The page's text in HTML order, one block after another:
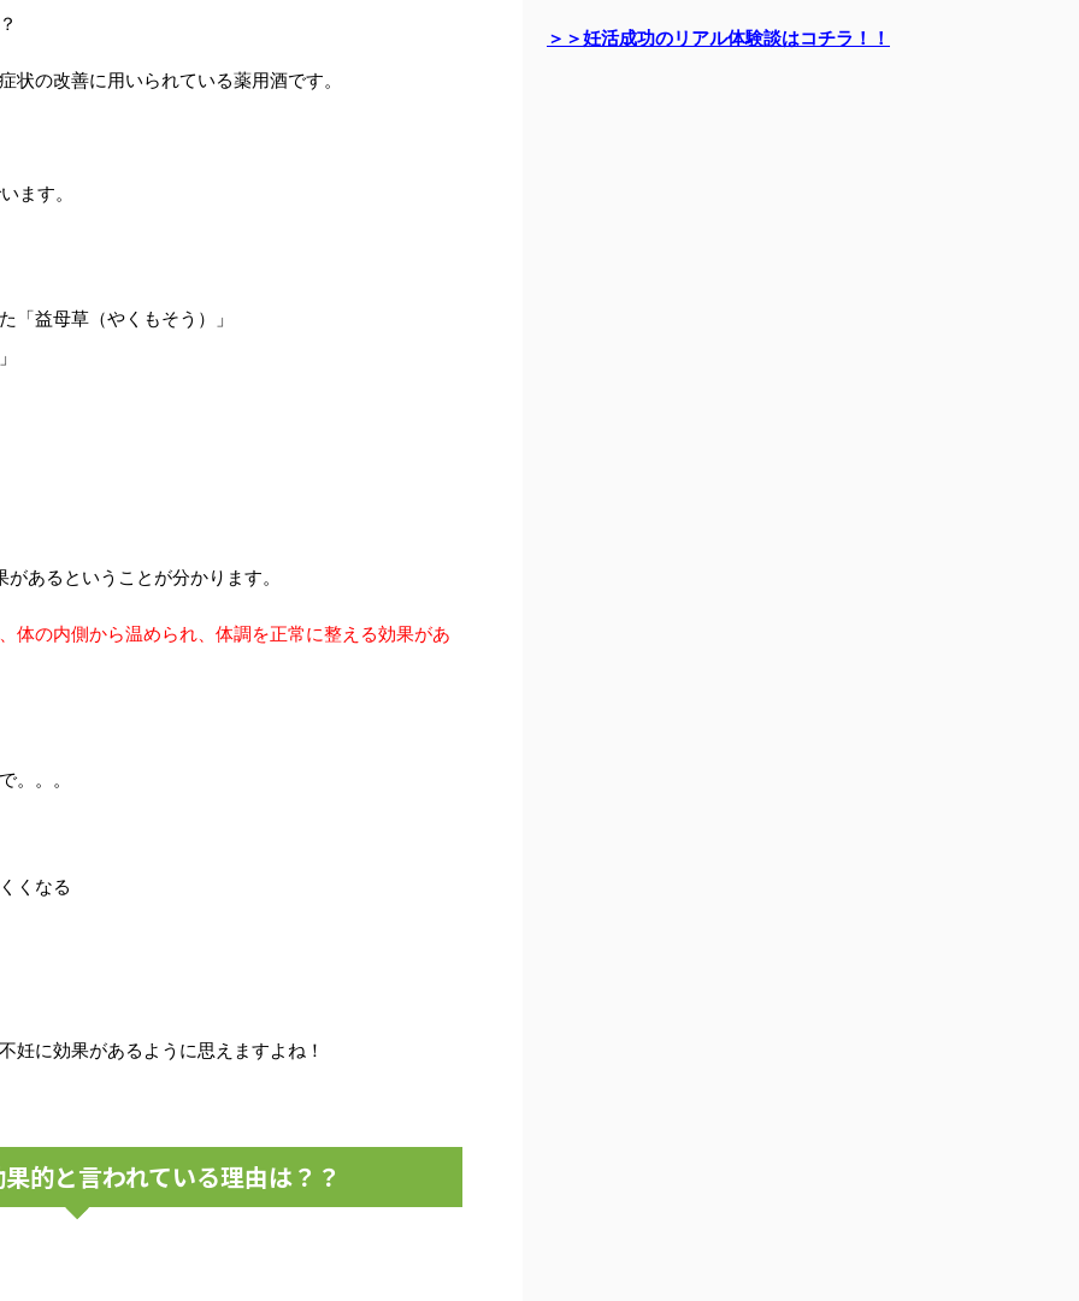
の改善に用いられている薬用酒です。
ます。
「益母草（やくもそう）」
あるということが分かります。
体の内側から温められ、体調を正常に整える効果があ
。。。
くなる
妊に効果があるように思えますよね！
的と言われている理由は？？
＞＞妊活成功のリアル体験談はコチラ！！